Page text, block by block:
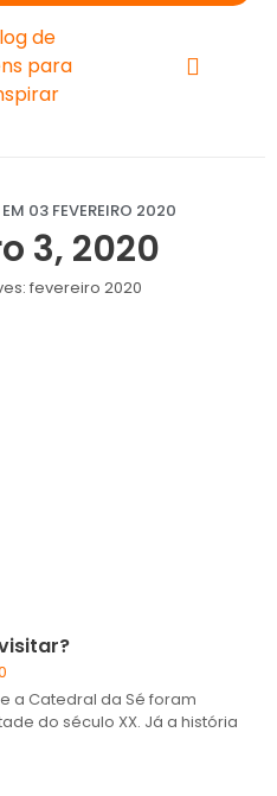
EM 03 FEVEREIRO 2020
3, 2020
fevereiro 2020
a Catedral da Sé foram
do século XX. Já a história